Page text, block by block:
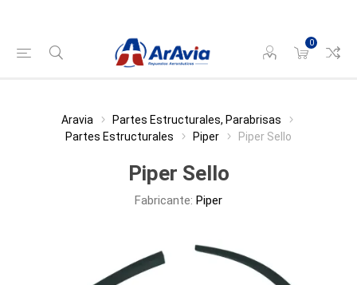
0
Aravia
Partes Estructurales, Parabrisas
Partes Estructurales
Piper Piper Sello
Piper Sello
Fabricante: Piper